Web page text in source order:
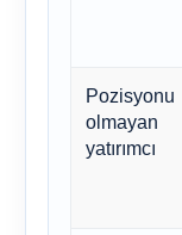
Pozisyonu
olmayan
yatırımcı